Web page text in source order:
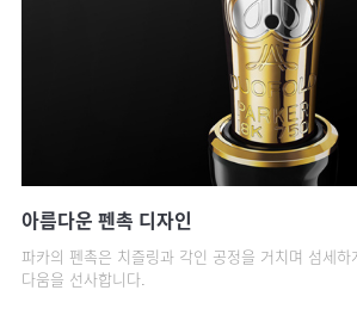
아름다운 펜촉 디자인
파카의 펜촉은 치즐링과 각인 공정을 거치며 섬세하
다움을 선사합니다.